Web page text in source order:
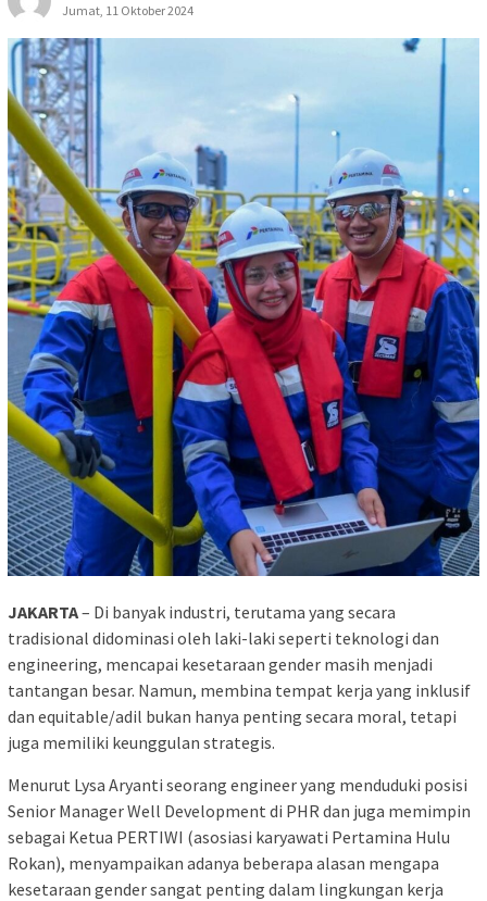
Jumat, 11 Oktober 2024
JAKARTA– Di banyak industri, terutama yang secara
tradisional didominasi oleh laki-laki seperti teknologi dan
engineering, mencapai kesetaraan gender masih menjadi
tantangan besar. Namun, membina tempat kerja yang inklusif
dan equitable/adil bukan hanya penting secara moral, tetapi
juga memiliki keunggulan strategis.
Menurut Lysa Aryanti seorang engineer yang menduduki posisi
Senior Manager Well Development di PHR dan juga memimpin
sebagai Ketua PERTIWI (asosiasi karyawati Pertamina Hulu
Rokan), menyampaikan adanya beberapa alasan mengapa
kesetaraan gender sangat penting dalam lingkungan kerja